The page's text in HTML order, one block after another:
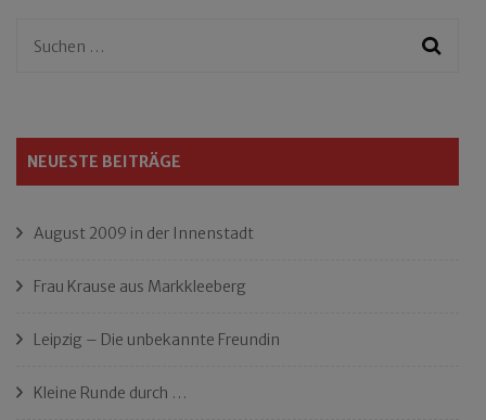
Suchen
NEUESTE BEITRÄGE
August 2009 in der Innenstadt
Frau Krause aus Markkleeberg
Leipzig – Die unbekannte Freundin
Kleine Runde durch …